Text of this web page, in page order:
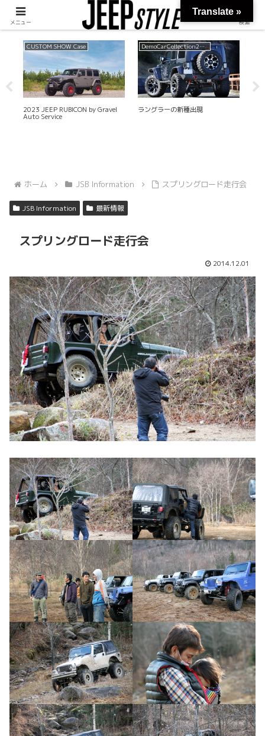
CUSTOM SHOW Case
2023 JEEP RUBICON by Gravel
Auto Service
DemoCarCollection2014
ラングラーの新種出現
ホーム JSB Information スプリングロード走行会
JSB Information 最新情報
スプリングロード走行会
2014.12.01
メニュー 検索
Translate »